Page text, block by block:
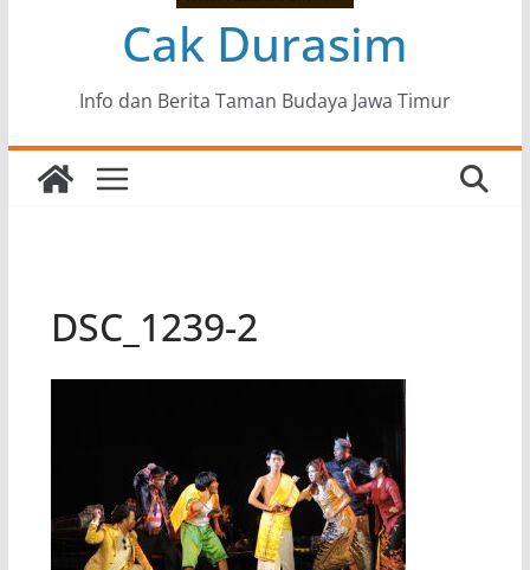
Cak Durasim
Info dan Berita Taman Budaya Jawa Timur
DSC_1239-2